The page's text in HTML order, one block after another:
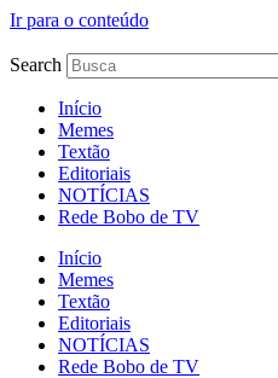
Ir para o conteúdo
Search
Início
Memes
Textão
Editoriais
NOTÍCIAS
Rede Bobo de TV
Início
Memes
Textão
Editoriais
NOTÍCIAS
Rede Bobo de TV